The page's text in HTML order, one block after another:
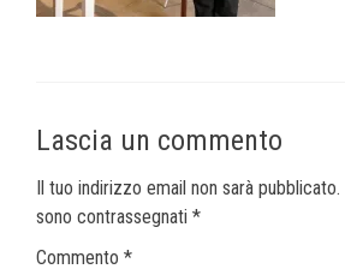
Lascia un commento
Il tuo indirizzo email non sarà pubblicato.
sono contrassegnati *
Commento *